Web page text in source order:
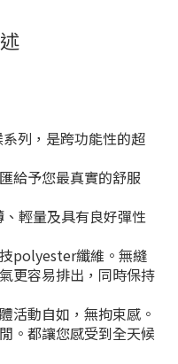
系列，是跨功能性的超
給予您最真實的舒服
輕量及具有良好彈性
polyester纖維。無縫
更容易排出，同時保持
活動自如，無拘束感。
。都讓您感受到全天候